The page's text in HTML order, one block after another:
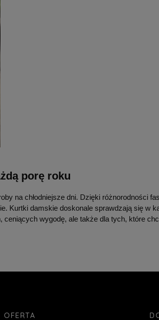
porę roku
na chłodniejsze dni. Dzięki różnorodności
Kurtki damskie doskonale sprawdzają się
ceniących wygodę, ale także dla tych, które
OFERTA